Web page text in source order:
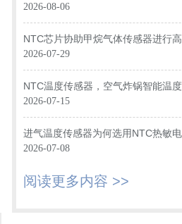
键应用
2026-08-06
NTC芯片协助甲烷气体传感器进行
2026-07-29
NTC温度传感器，空气炸锅智能温度
2026-07-15
进气温度传感器为何选用NTC热敏
2026-07-08
阅读更多内容 >>